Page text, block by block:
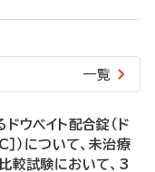
一覧
ウベイト配合錠（ド
）について、未治療
較試験において、3